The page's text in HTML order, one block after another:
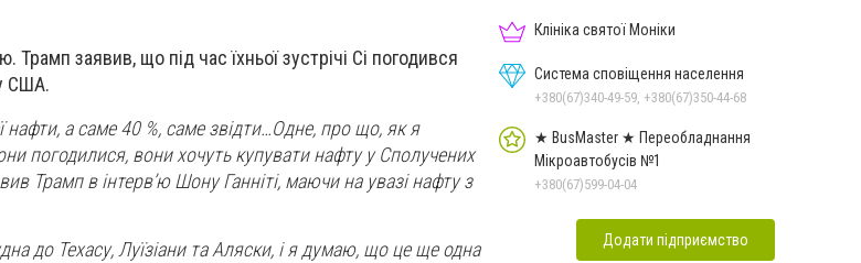
заявив, що під час їхньої зустрічі Сі погодився
США.
а саме 40 %, саме звідти…Одне, про що, як я
погодилися, вони хочуть купувати нафту у Сполучених
Трамп в інтерв’ю Шону Ганніті, маючи на увазі нафту з
до Техасу, Луїзіани та Аляски, і я думаю, що це ще одна
Клініка святої Моніки
Система сповіщення населення
+380(67)340-49-59, +380(67)350-44-68
★ BusMaster ★ Переобладнання
Мікроавтобусів №1
+380(67)599-04-04
Додати підприємство